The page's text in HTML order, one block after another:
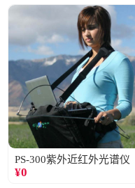
PS-300紫外近红外光谱仪
¥0